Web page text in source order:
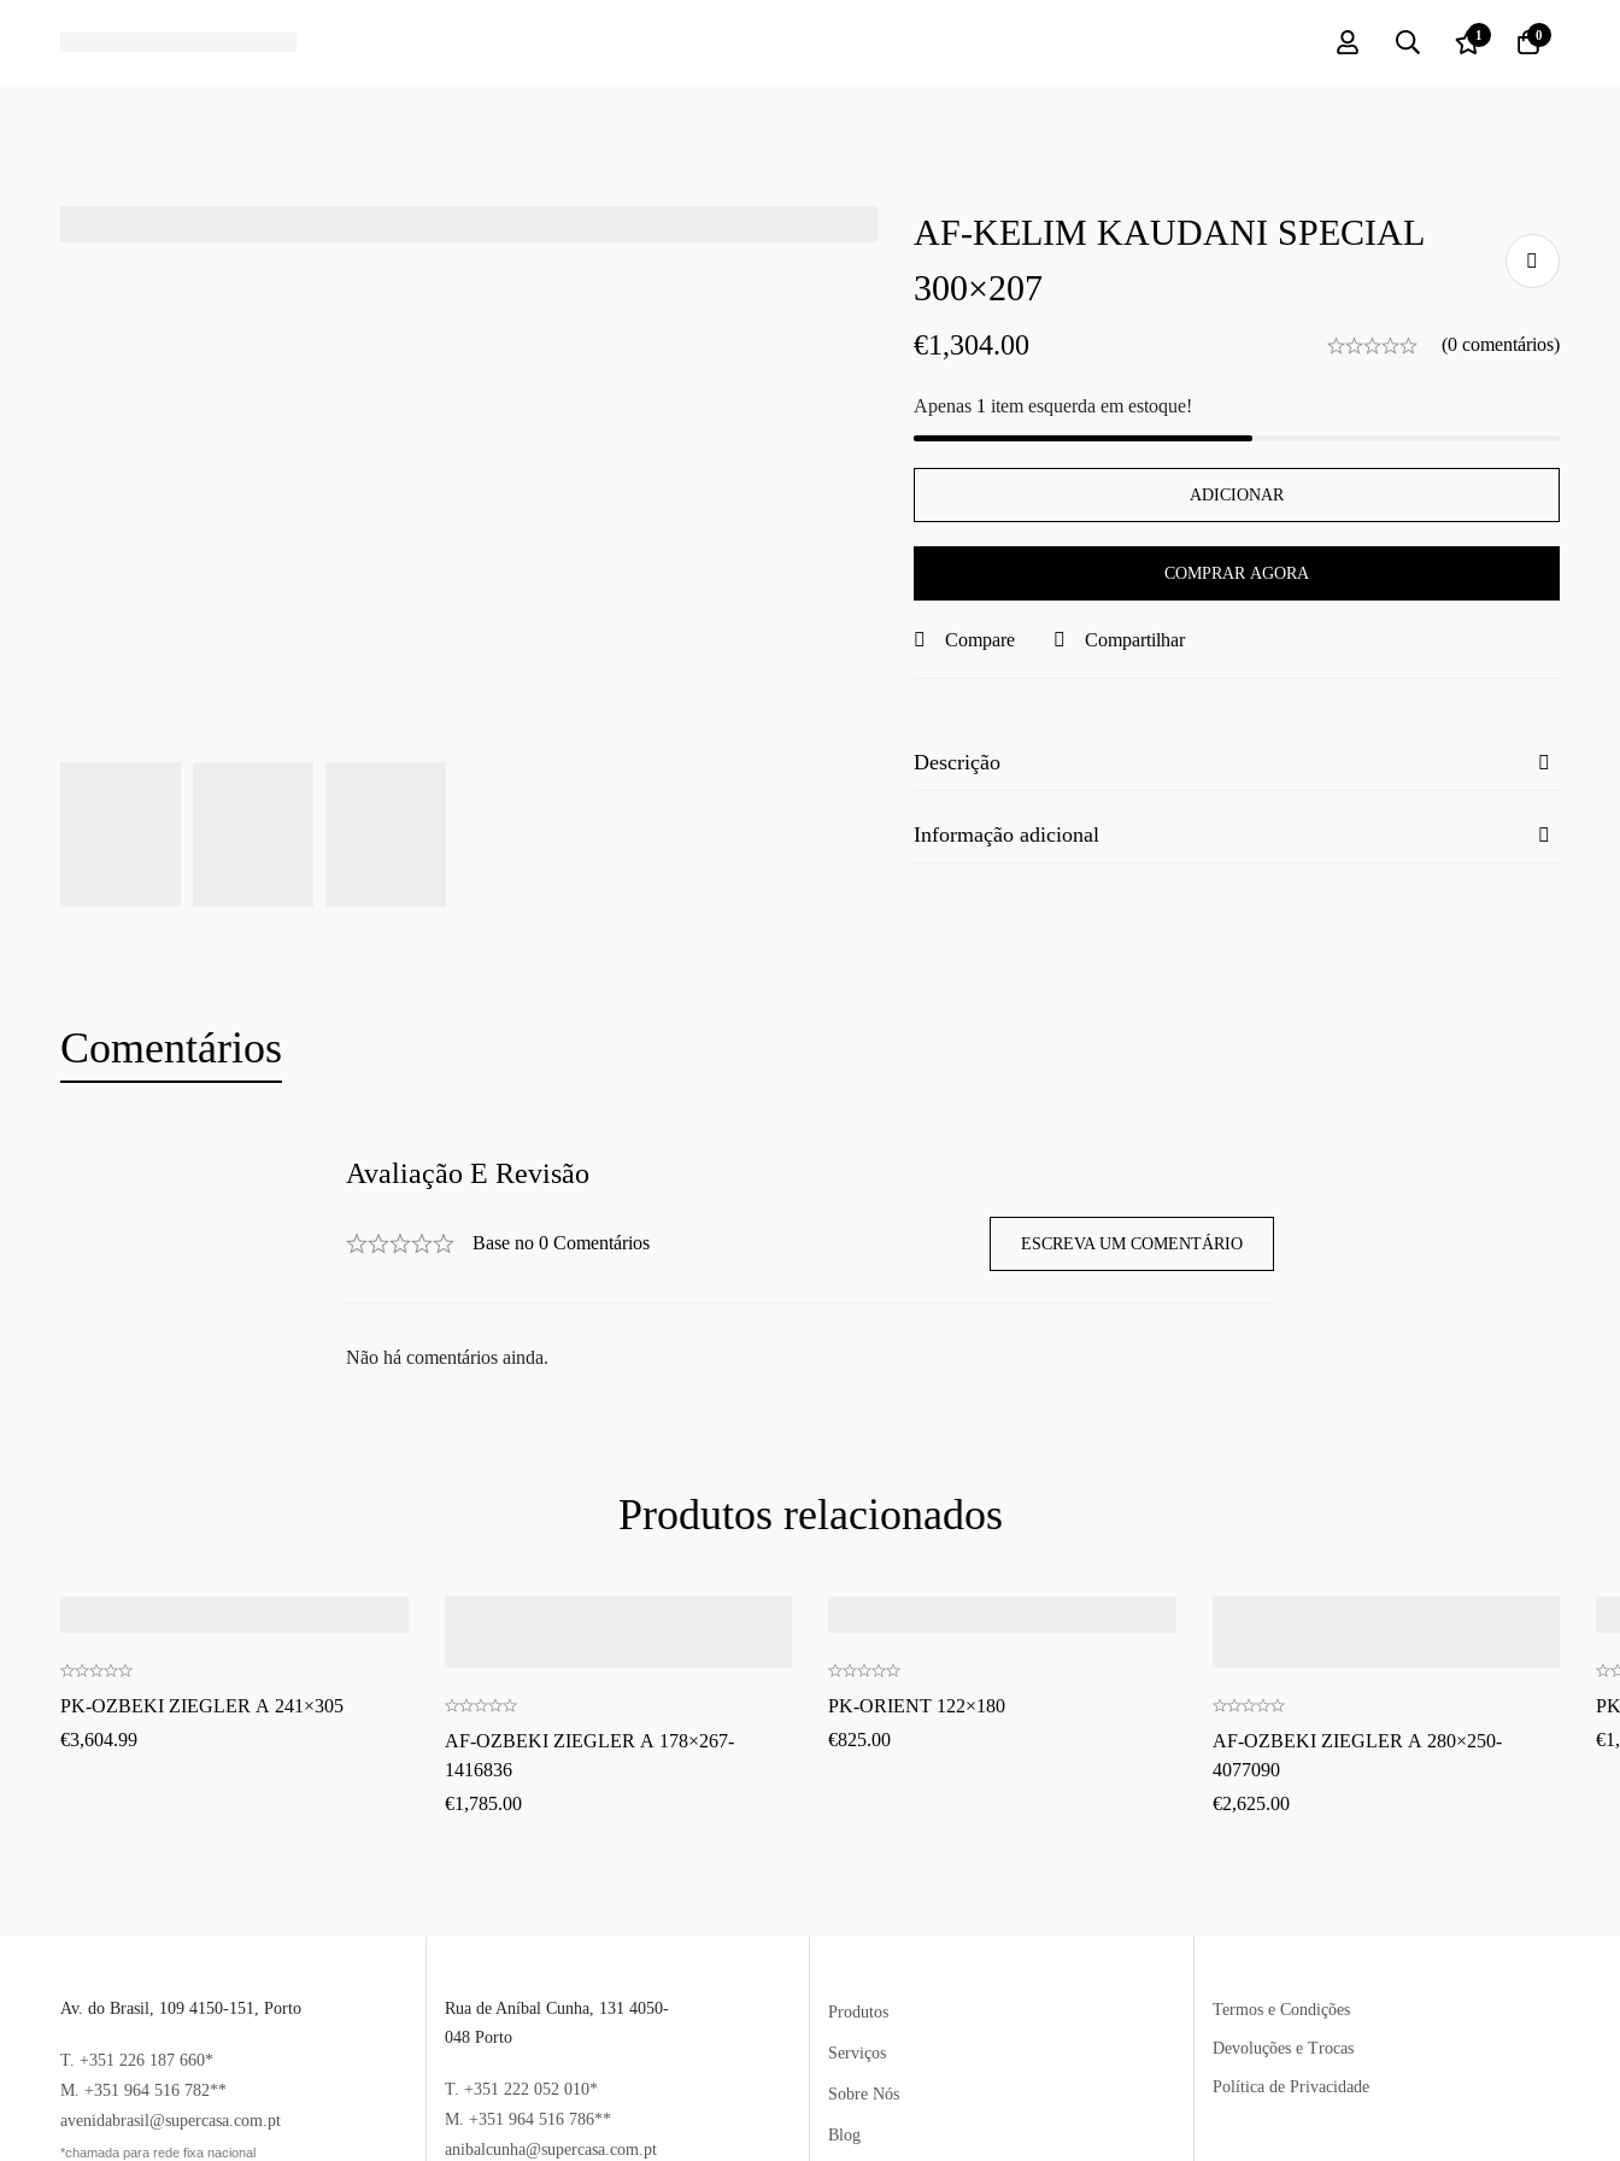
1 0
AF-KELIM KAUDANI SPECIAL
300×207
€1,304.00 (0 comentários)
Apenas 1 item esquerda em estoque!
ADICIONAR
COMPRAR AGORA
Compare Compartilhar
Descrição
Informação adicional
Comentários
Avaliação E Revisão
Base no 0 Comentários ESCREVA UM COMENTÁRIO
Não há comentários ainda.
Produtos relacionados
PK-OZBEKI ZIEGLER A 241×305
€3,604.99
AF-OZBEKI ZIEGLER A 178×267-
1416836
€1,785.00
PK-ORIENT 122×180
€825.00
AF-OZBEKI ZIEGLER A 280×250-
4077090
€2,625.00
€
Av. do Brasil, 109 4150-151, Porto
T. +351 226 187 660*
M. +351 964 516 782**
avenidabrasil@supercasa.com.pt
*chamada para rede fixa nacional
Rua de Aníbal Cunha, 131 4050-
048 Porto
T. +351 222 052 010*
M. +351 964 516 786**
anibalcunha@supercasa.com.pt
Produtos
Serviços
Sobre Nós
Blog
Termos e Condições
Devoluções e Trocas
Política de Privacidade